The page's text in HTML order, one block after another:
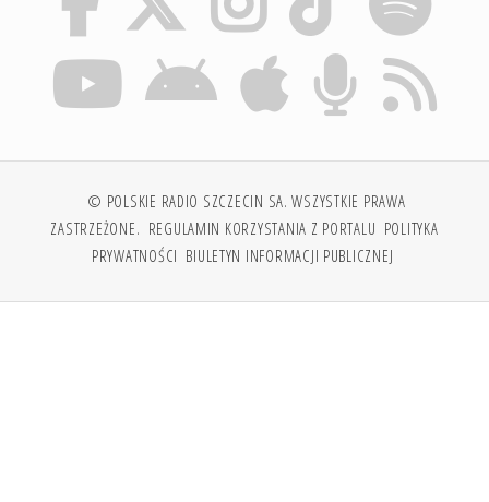
© POLSKIE RADIO SZCZECIN SA. WSZYSTKIE PRAWA
ZASTRZEŻONE. REGULAMIN KORZYSTANIA Z PORTALU POLITYKA
PRYWATNOŚCI BIULETYN INFORMACJI PUBLICZNEJ